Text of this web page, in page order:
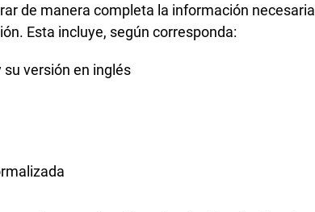
de manera completa la información necesaria
Esta incluye, según corresponda:
versión en inglés